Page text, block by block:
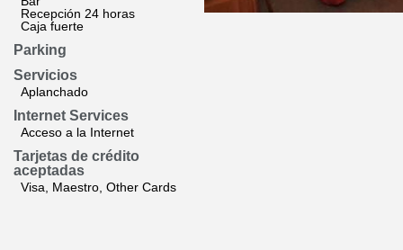
Recepción 24 horas
Caja fuerte
Parking
Servicios
Aplanchado
Internet Services
Acceso a la Internet
Tarjetas de crédito
aceptadas
Visa, Maestro, Other Cards